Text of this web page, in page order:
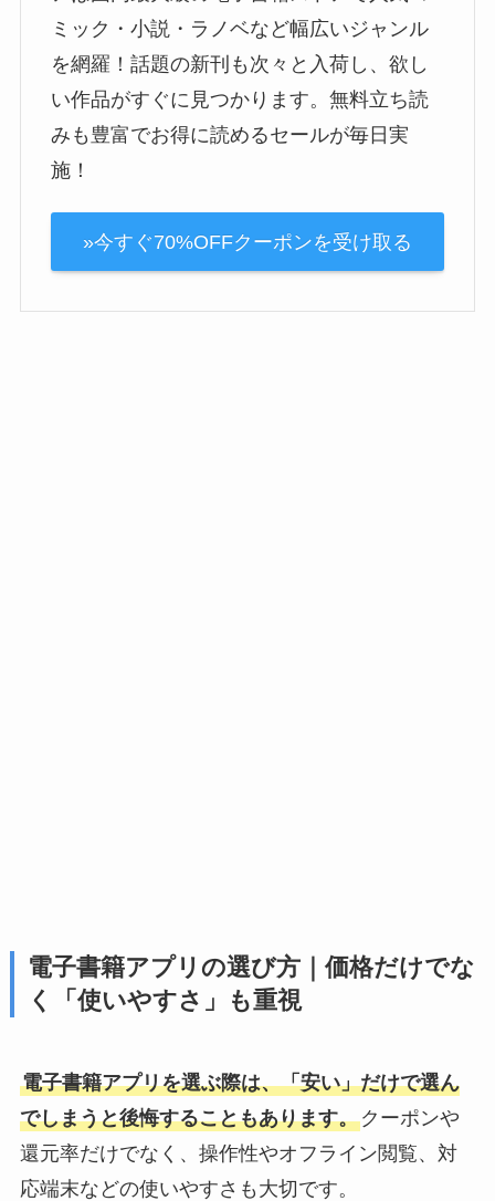
ミック・小説・ラノベなど幅広いジャンル
を網羅！話題の新刊も次々と入荷し、欲し
い作品がすぐに見つかります。無料立ち読
みも豊富でお得に読めるセールが毎日実
施！
»今すぐ70%OFFクーポンを受け取る
電子書籍アプリの選び方｜価格だけでな
く「使いやすさ」も重視
電子書籍アプリを選ぶ際は、「安い」だけで選ん
でしまうと後悔することもあります。クーポンや
還元率だけでなく、操作性やオフライン閲覧、対
応端末などの使いやすさも大切です。